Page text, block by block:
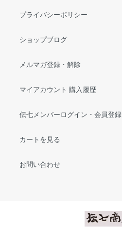
プライバシーポリシー
ショップブログ
メルマガ登録・解除
マイアカウント 購入履歴
伝七メンバーログイン・会員登録
カートを見る
お問い合わせ